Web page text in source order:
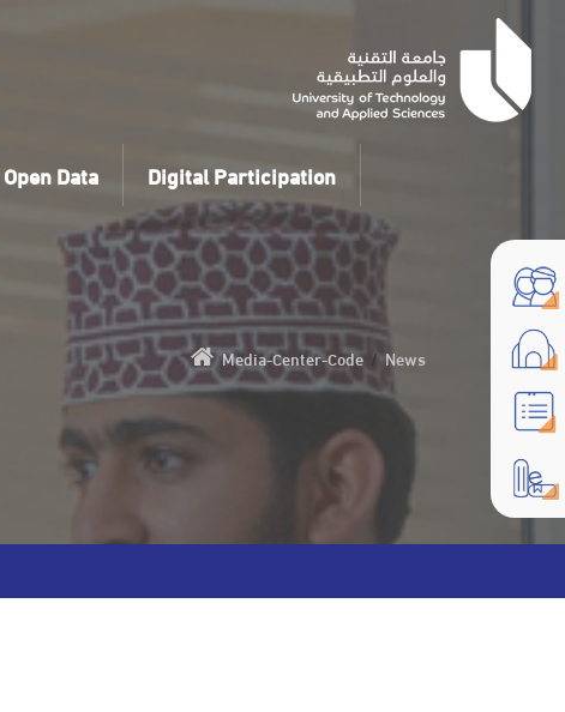
Open Data Digital Participation
Media-Center-Code/News